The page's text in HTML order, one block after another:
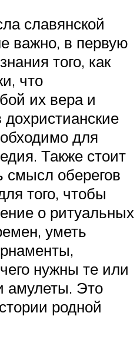
славянской
важно, в первую
того, как
что
их вера и
для
Также стоит
смысл оберегов
того, чтобы
о ритуальных
уметь
нужны те или
амулеты. Это
родной